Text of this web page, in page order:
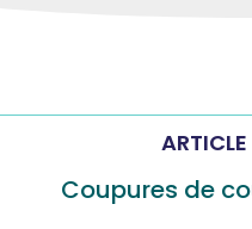
Coupures de